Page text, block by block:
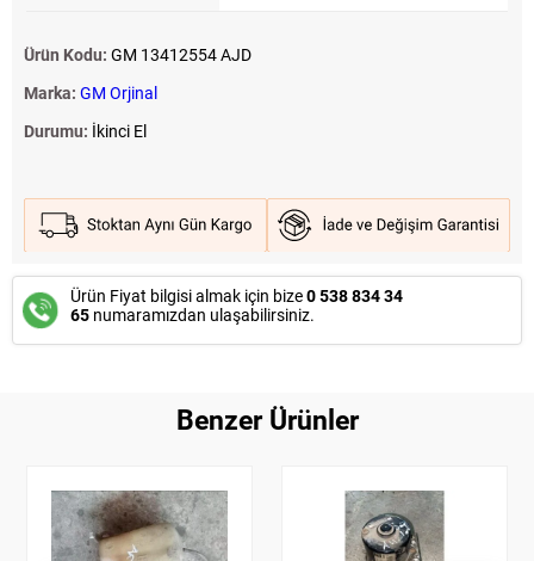
Ürün Kodu: GM 13412554 AJD
Marka: GM Orjinal
Durumu: İkinci El
Ürün Fiyat bilgisi almak için bize0 538 834 34
65 numaramızdan ulaşabilirsiniz.
Benzer Ürünler